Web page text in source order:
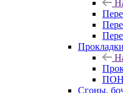
ПОН
Сгоны,